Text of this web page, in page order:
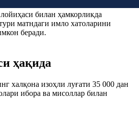
лойиҳаси билан ҳамкорликда
матндаги имло хатоларини
беради.
ҳақида
халқона изоҳли луғати 35 000 дан
ибора ва мисоллар билан